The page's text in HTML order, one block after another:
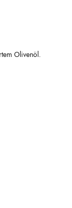
Olivenöl.